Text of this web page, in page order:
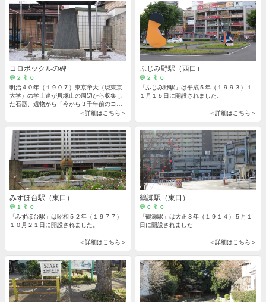
コロボックルの碑
💬 2 🔖 0
明治４０年（１９０７）東京帝大（現東京
大学）の学士達が貝塚山の周辺から収集し
た石器、遺物から「今から３千年前のコロ
ボックル人種の居住せるあとなり」と説
明。
＜詳細はこちら＞
ふじみ野駅（西口）
💬 2 🔖 0
「ふじみ野駅」は平成５年（１９９３）１
１月１５日に開設されました。
＜詳細はこちら＞
みずほ台駅（東口）
💬 1 🔖 0
「みずほ台駅」は昭和５２年（１９７７）
１０月２１日に開設されました。
＜詳細はこちら＞
鶴瀬駅（東口）
💬 0 🔖 0
「鶴瀬駅」は大正３年（１９１４）５月１
日に開設されました
＜詳細はこちら＞